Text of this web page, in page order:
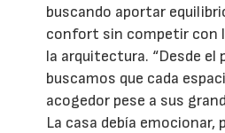
buscando aportar
confort sin competir con
la arquitectura. “Desde el
buscamos que cada
acogedor pese a sus
La casa debía emocionar,